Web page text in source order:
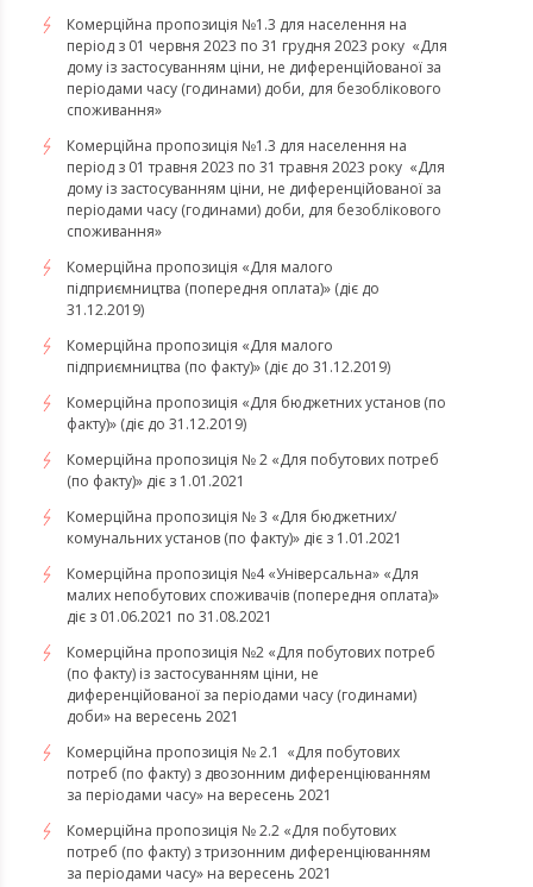
​​​​​​​Комерційна пропозиція №1.3 для населення на
період з 01 червня 2023 по 31 грудня 2023 року «Для
дому із застосуванням ціни, не диференційованої за
періодами часу (годинами) доби, для безоблікового
споживання»
​​​​​​​Комерційна пропозиція №1.3 для населення на
період з 01 травня 2023 по 31 травня 2023 року «Для
дому із застосуванням ціни, не диференційованої за
періодами часу (годинами) доби, для безоблікового
споживання»
Комерційна пропозиція «Для малого
підприємництва (попередня оплата)» (діє до
31.12.2019)
Комерційна пропозиція «Для малого
підприємництва (по факту)» (діє до 31.12.2019)
Комерційна пропозиція «Для бюджетних установ (по
факту)» (діє до 31.12.2019)
Комерційна пропозиція № 2 «Для побутових потреб
(по факту)» діє з 1.01.2021
Комерційна пропозиція № 3 «Для бюджетних/
комунальних установ (по факту)» діє з 1.01.2021
Комерційна пропозиція №4 «Універсальна» «Для
малих непобутових споживачів (попередня оплата)»
діє з 01.06.2021 по 31.08.2021
Комерційна пропозиція №2 «Для побутових потреб
(по факту) із застосуванням ціни, не
диференційованої за періодами часу (годинами)
доби» на вересень 2021
Комерційна пропозиція № 2.1 «Для побутових
потреб (по факту) з двозонним диференціюванням
за періодами часу» на вересень 2021
Комерційна пропозиція № 2.2 «Для побутових
потреб (по факту) з тризонним диференціюванням
за періодами часу» на вересень 2021